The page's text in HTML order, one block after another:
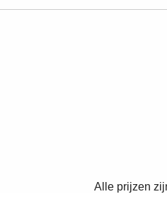
Alle prijzen